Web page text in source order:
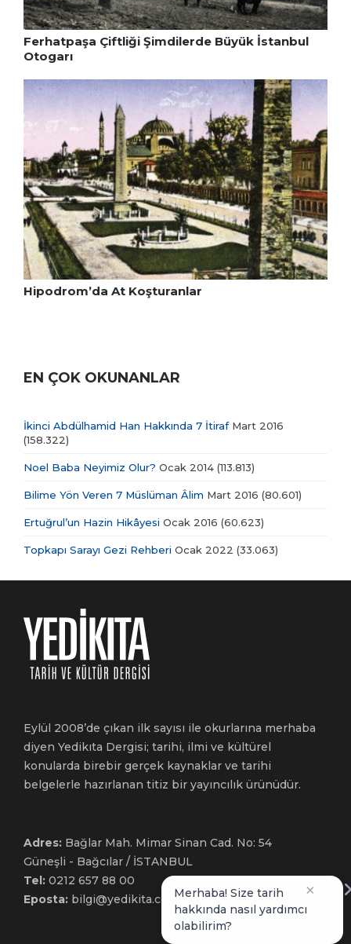
Ferhatpaşa Çiftliği Şimdilerde Büyük İstanbul
Otogarı
Hipodrom’da At Koşturanlar
EN ÇOK OKUNANLAR
İkinci Abdülhamid Han Hakkında 7 İtirafMart 2016
(158.322)
Noel Baba Neyimiz Olur? Ocak 2014 (113.813)
Bilime Yön Veren 7 Müslüman Âlim Mart 2016 (80.601)
Ertuğrul’un Hazin Hikâyesi Ocak 2016 (60.623)
Topkapı Sarayı Gezi Rehberi Ocak 2022 (33.063)
Eylül 2008’de çıkan ilk sayısı ile okurlarına merhaba
diyen Yedikıta Dergisi; tarihi, ilmi ve kültürel
konularda birebir gerçek kaynaklar ve tarihi
belgelerle hazırlanan titiz bir yayıncılık ürünüdür.
Adres: Bağlar Mah. Mimar Sinan Cad. No: 54
Güneşli - Bağcılar / İSTANBUL
Tel: 0212 657 88 00
Eposta: bilgi@yedikita.com.tr
×
Merhaba! Size tarih
hakkında nasıl yardımcı
olabilirim?